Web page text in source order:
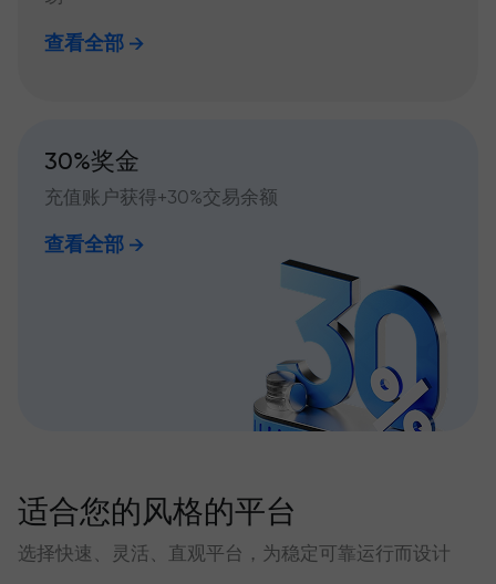
查看全部
30%奖金
充值账户获得+30%交易余额
查看全部
适合您的风格的平台
选择快速、灵活、直观平台，为稳定可靠运行而设计